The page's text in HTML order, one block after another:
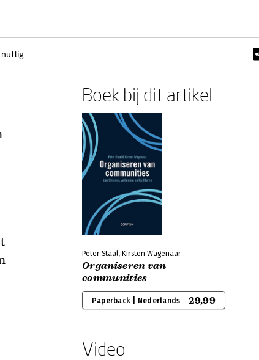
nuttig
Boek bij dit artikel
Peter Staal, Kirsten Wagenaar
Organiseren van
communities
Paperback | Nederlands 29,99
Video